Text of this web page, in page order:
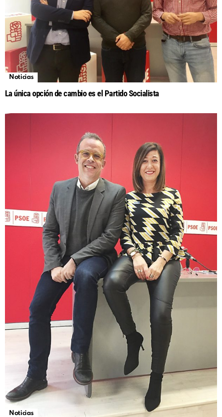
Noticias
La única opción de cambio es el Partido Socialista
Noticias